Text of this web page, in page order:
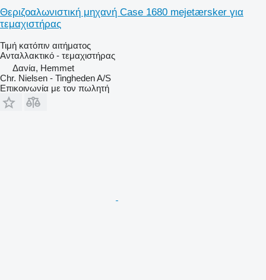
Θεριζοαλωνιστική μηχανή Case 1680 mejetærsker για
τεμαχιστήρας
Τιμή κατόπιν αιτήματος
Ανταλλακτικό - τεμαχιστήρας
Δανία, Hemmet
Chr. Nielsen - Tingheden A/S
Επικοινωνία με τον πωλητή